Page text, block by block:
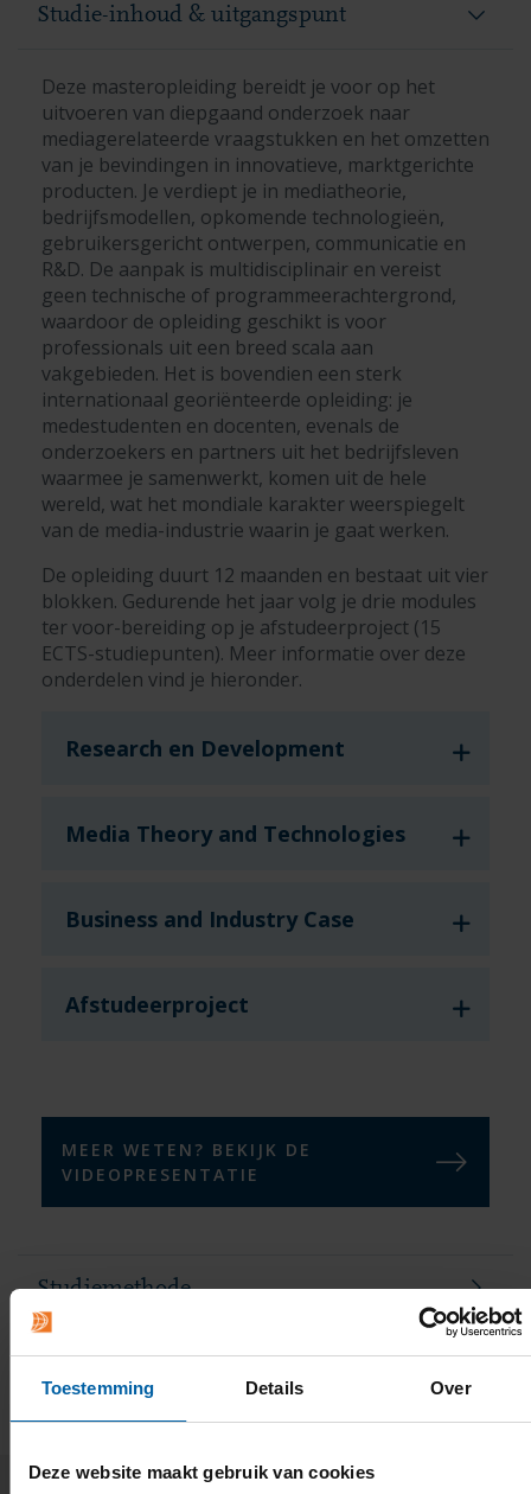
Toestemming Details Over
Deze website maakt gebruik van cookies
Studie-inhoud & uitgangspunt
Deze masteropleiding bereidt je voor op het
uitvoeren van diepgaand onderzoek naar
mediagerelateerde vraagstukken en het omzetten
van je bevindingen in innovatieve, marktgerichte
producten. Je verdiept je in mediatheorie,
bedrijfsmodellen, opkomende technologieën,
gebruikersgericht ontwerpen, communicatie en
R&D. De aanpak is multidisciplinair en vereist
geen technische of programmeerachtergrond,
waardoor de opleiding geschikt is voor
professionals uit een breed scala aan
vakgebieden. Het is bovendien een sterk
internationaal georiënteerde opleiding: je
medestudenten en docenten, evenals de
onderzoekers en partners uit het bedrijfsleven
waarmee je samenwerkt, komen uit de hele
wereld, wat het mondiale karakter weerspiegelt
van de media-industrie waarin je gaat werken.
De opleiding duurt 12 maanden en bestaat uit vier
blokken. Gedurende het jaar volg je drie modules
ter voor-bereiding op je afstudeerproject (15
ECTS-studiepunten). Meer informatie over deze
onderdelen vind je hieronder.
Research en Development
Media Theory and Technologies
Business and Industry Case
Afstudeerproject
MEER WETEN? BEKIJK DE
VIDEOPRESENTATIE
Studiemethode
Studiebelasting en coaching